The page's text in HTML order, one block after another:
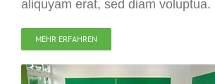
aliquyam erat, sed diam voluptua.
MEHR ERFAHREN